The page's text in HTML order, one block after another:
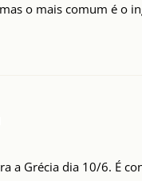
o mais comum é o
a Grécia dia 10/6. É